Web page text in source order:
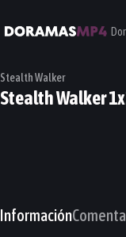
Stealth Walker
Stealth Walker
Información